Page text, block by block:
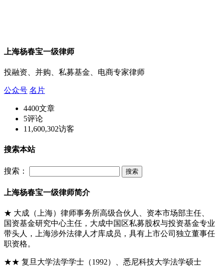
上海杨春宝一级律师
投融资、并购、私募基金、电商专家律师
公众号 名片
4400文章
5评论
11,600,302访客
搜索本站
搜索：
上海杨春宝一级律师简介
★ 大成（上海）律师事务所高级合伙人、资本市场部主任、
国资基金研究中心主任，大成中国区私募股权与投资基金专业
带头人，上海涉外法律人才库成员，具有上市公司独立董事任
职资格。
★★ 复旦大学法学学士（1992）、悉尼科技大学法学硕士